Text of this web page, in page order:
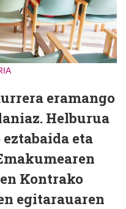
eramango
Helburua
eta
Kontrako
egitarauaren